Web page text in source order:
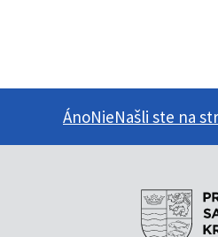
ÁnoNieNašli ste na